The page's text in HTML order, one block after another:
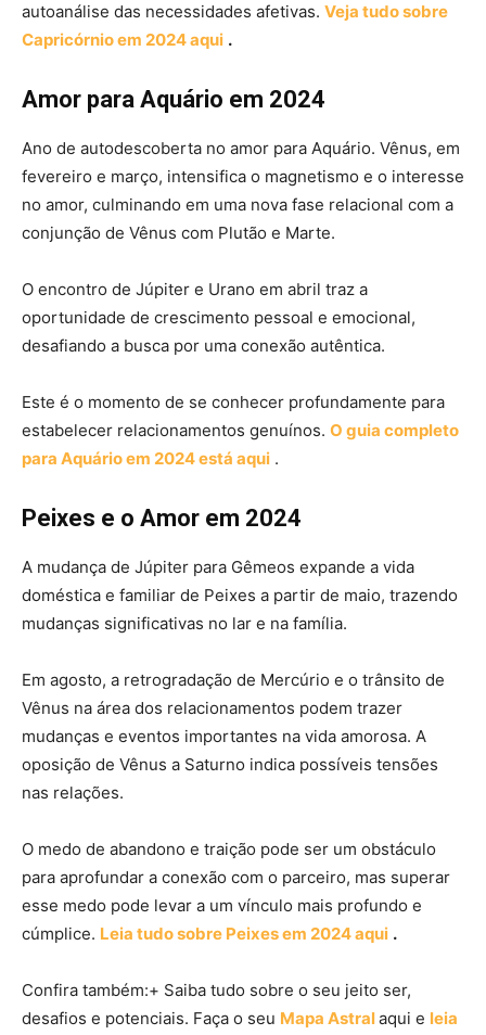
autoanálise das necessidades afetivas. Veja tudo sobre
Capricórnio em 2024 aqui .
Amor para Aquário em 2024
Ano de autodescoberta no amor para Aquário. Vênus, em
fevereiro e março, intensifica o magnetismo e o interesse
no amor, culminando em uma nova fase relacional com a
conjunção de Vênus com Plutão e Marte.
O encontro de Júpiter e Urano em abril traz a
oportunidade de crescimento pessoal e emocional,
desafiando a busca por uma conexão autêntica.
Este é o momento de se conhecer profundamente para
estabelecer relacionamentos genuínos. O guia completo
para Aquário em 2024 está aqui .
Peixes e o Amor em 2024
A mudança de Júpiter para Gêmeos expande a vida
doméstica e familiar de Peixes a partir de maio, trazendo
mudanças significativas no lar e na família.
Em agosto, a retrogradação de Mercúrio e o trânsito de
Vênus na área dos relacionamentos podem trazer
mudanças e eventos importantes na vida amorosa. A
oposição de Vênus a Saturno indica possíveis tensões
nas relações.
O medo de abandono e traição pode ser um obstáculo
para aprofundar a conexão com o parceiro, mas superar
esse medo pode levar a um vínculo mais profundo e
cúmplice. Leia tudo sobre Peixes em 2024 aqui .
Confira também:+ Saiba tudo sobre o seu jeito ser,
desafios e potenciais. Faça o seu Mapa Astralaqui e leia